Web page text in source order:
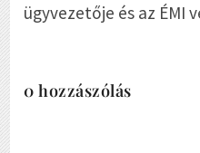
ügyvezetője és az ÉMI
0 hozzászólás